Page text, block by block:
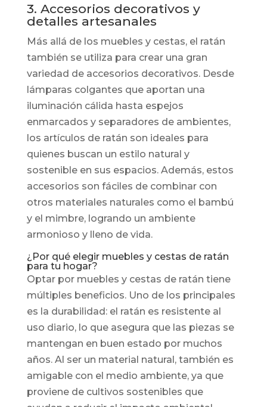
3. Accesorios decorativos y
detalles artesanales
Más allá de los muebles y cestas, el ratán
también se utiliza para crear una gran
variedad de accesorios decorativos. Desde
lámparas colgantes que aportan una
iluminación cálida hasta espejos
enmarcados y separadores de ambientes,
los artículos de ratán son ideales para
quienes buscan un estilo natural y
sostenible en sus espacios. Además, estos
accesorios son fáciles de combinar con
otros materiales naturales como el bambú
y el mimbre, logrando un ambiente
armonioso y lleno de vida.
¿Por qué elegir muebles y cestas de ratán
para tu hogar?
Optar por muebles y cestas de ratán tiene
múltiples beneficios. Uno de los principales
es la durabilidad: el ratán es resistente al
uso diario, lo que asegura que las piezas se
mantengan en buen estado por muchos
años. Al ser un material natural, también es
amigable con el medio ambiente, ya que
proviene de cultivos sostenibles que